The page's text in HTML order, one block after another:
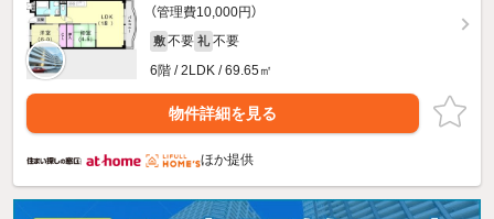
（管理費10,000円）
敷 不要 礼 不要
6階 / 2LDK / 69.65㎡
物件詳細を見る
ほか提供